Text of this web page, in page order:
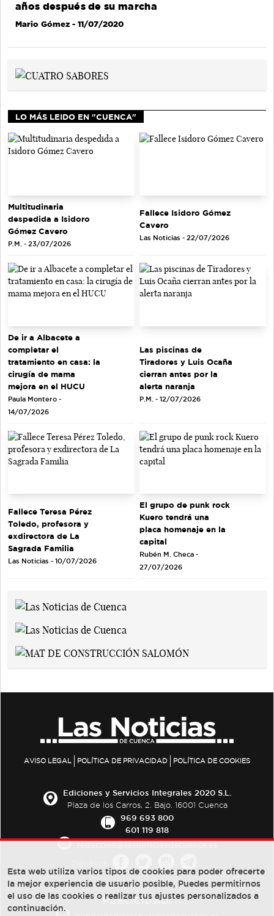
años después de su marcha
Mario Gómez - 11/07/2020
LO MÁS LEIDO EN "CUENCA"
Multitudinaria
despedida a Isidoro
Gómez Cavero
P.M. - 23/07/2026
Fallece Isidoro Gómez
Cavero
Las Noticias - 22/07/2026
De ir a Albacete a
completar el
tratamiento en casa: la
cirugía de mama
mejora en el HUCU
Paula Montero -
14/07/2026
Las piscinas de
Tiradores y Luis Ocaña
cierran antes por la
alerta naranja
P.M. - 12/07/2026
Fallece Teresa Pérez
Toledo, profesora y
exdirectora de La
Sagrada Familia
Las Noticias - 10/07/2026
El grupo de punk rock
Kuero tendrá una
placa homenaje en la
capital
Rubén M. Checa -
27/07/2026
AVISO LEGAL POLÍTICA DE PRIVACIDAD POLÍTICA DE COOKIES
Ediciones y Servicios Integrales 2020 S.L.
Plaza de los Carros, 2. Bajo. 16001 Cuenca
969 693 800
601 119 818
PUBLICIDAD:
Esta web utiliza varios tipos de cookies para poder ofrecerte
la mejor experiencia de usuario posible, Puedes permitirnos
el uso de las cookies o realizar tus ajustes personalizados a
continuación.